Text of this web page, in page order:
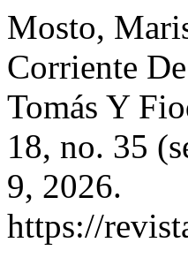
Mosto,
Corriente
Tomás Y
18, no. 35
9, 2026.
https://